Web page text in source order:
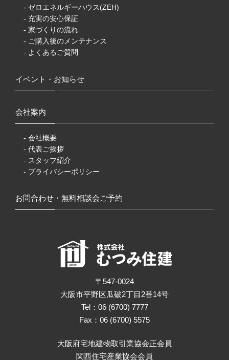
- ゼロエネルギーハウス(ZEH)
- 充実の安心保証
- 家づくりの流れ
- ご購入後のメンテナンス
- よくあるご質問
イベント・お知らせ
会社案内
- 会社概要
- 代表ご挨拶
- スタッフ紹介
- プライバシーポリシー
お問合わせ・無料相談会ご予約
〒547-0024
大阪市平野区瓜破2丁目2番14号
Tel：06 (6700) 7777
Fax：06 (6700) 5575
大阪府宅地建物取引業協会正会員
関西住宅産業協会会員